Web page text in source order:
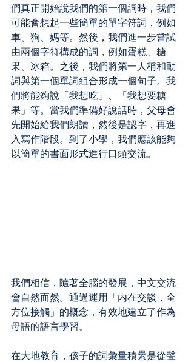
們真正開始說我們的第一個詞時，我們
可能會想起一些簡單的單字符詞，例如
車、狗、媽等。然後，我們進一步嘗試
由兩個字符構成的詞，例如蛋糕、糖
果、冰箱。之後，我們將第一人稱和動
詞與第一個單詞組合形成一個句子。我
們將能夠說「我想吃」、「我想要糖
果」等。當我們準備好說話時，父母會
先開始給我們朗讀，然後是認字，再進
入寫作階段。到了小學，我們應該能夠
以簡單的書面形式進行口頭交流。
我們相信，隨著全腦的發展，中文交流
會自然而然。通過運用「内在交談，全
方位接觸」的概念，有效地建立了作為
母語的語言學習。
在大地教育，孩子的詞彙量積纍是從聲